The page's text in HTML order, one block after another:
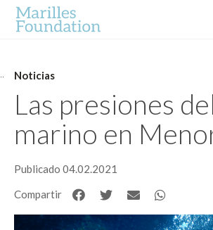
Noticias
Las presiones
marino en
Publicado 04.02.2021
Compartir